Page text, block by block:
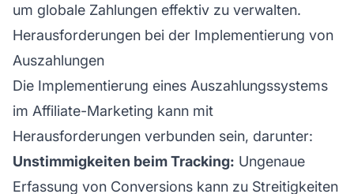
um globale Zahlungen effektiv zu verwalten.
Herausforderungen bei der Implementierung von
Auszahlungen
Die Implementierung eines Auszahlungssystems
im Affiliate-Marketing kann mit
Herausforderungen verbunden sein, darunter:
Unstimmigkeiten beim Tracking: Ungenaue
Erfassung von Conversions kann zu Streitigkeiten